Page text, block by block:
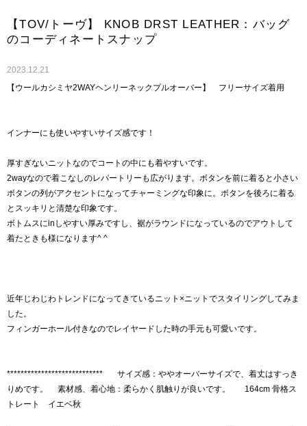
【TOV/トーヴ】 KNOB DRST LEATHER：バッグ
のコーディネートスナップ
2023.12.21
【ウールカシミヤ2WAYヘンリーネックプルオーバー】 フリーサイズ着用
インナーにも使いやすいサイズ感です！
厚すぎないニットなのでコートの中にも着やすいです。
2wayなので着こなしのレパートリーも広がります。ボタンを前に着ると小さい
ボタンの列がアクセントになってチャーミングな印象に。ボタンを後ろに着る
とスッキリと清楚な印象です。
ボトムスにinしやすい厚みですし、裾がラウンドになっているのでアウトして
着たときも様になります^ ^
近年じわじわトレンドになってきているニット×ニットでスタイリングしてみま
した。
フィンガーホール付きなのでレイヤードした時の手元も可愛いです。
**************************** サイズ感：ややオーバーサイズで、着丈はすっき
りめです。 素材感、着心地：柔らかく肌触りが良いです。 164cm 骨格ス
トレート イエベ秋